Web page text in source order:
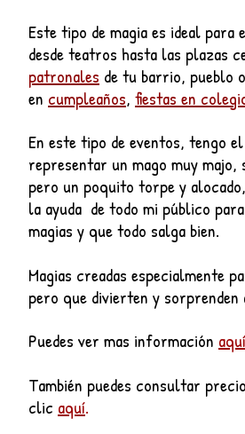
Este tipo de magia es ideal para
desde teatros hasta las plazas
patronales de tu barrio, pueblo
en cumpleaños, fiestas en
En este tipo de eventos, tengo
representar un mago muy
pero un poquito torpe y
la ayuda de todo mi público
magias y que todo salga bien.
Magias creadas especialmente
pero que divierten y
Puedes ver mas información aquí
También puedes consultar
clic aquí.